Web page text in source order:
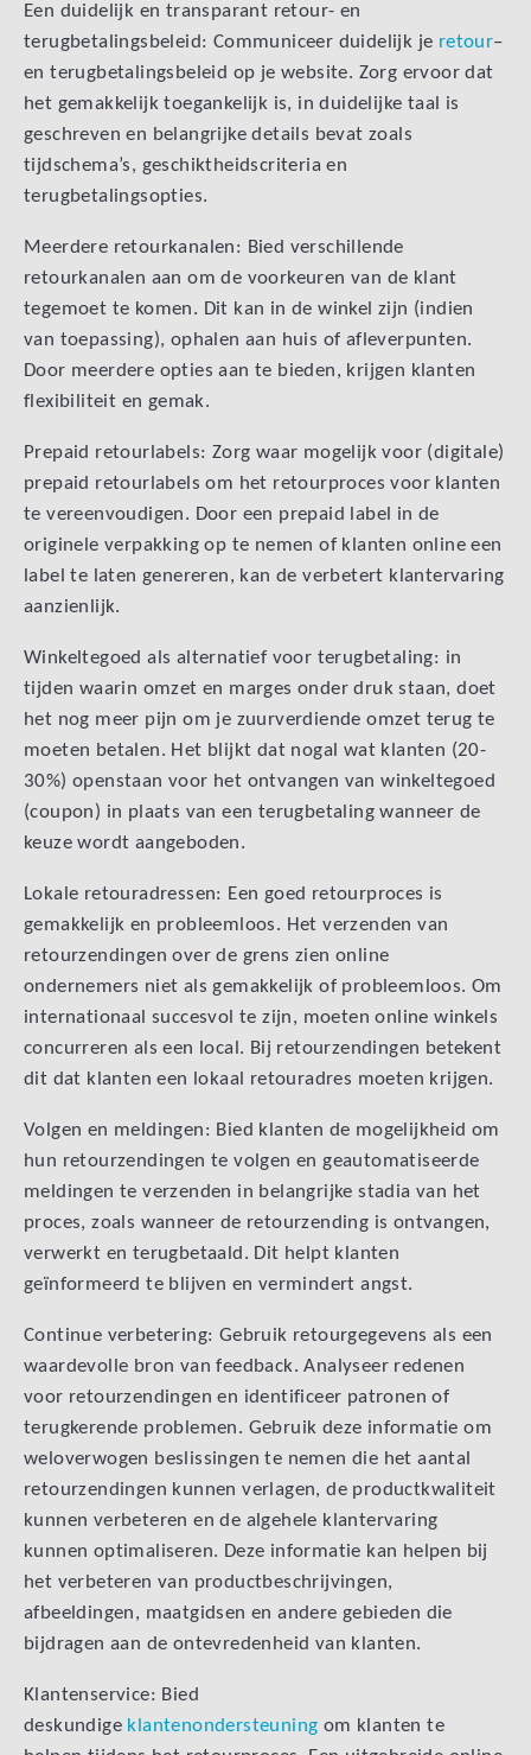
Een duidelijk en transparant retour- en
terugbetalingsbeleid: Communiceer duidelijk je retour–
en terugbetalingsbeleid op je website. Zorg ervoor dat
het gemakkelijk toegankelijk is, in duidelijke taal is
geschreven en belangrijke details bevat zoals
tijdschema’s, geschiktheidscriteria en
terugbetalingsopties.
Meerdere retourkanalen: Bied verschillende
retourkanalen aan om de voorkeuren van de klant
tegemoet te komen. Dit kan in de winkel zijn (indien
van toepassing), ophalen aan huis of afleverpunten.
Door meerdere opties aan te bieden, krijgen klanten
flexibiliteit en gemak.
Prepaid retourlabels: Zorg waar mogelijk voor (digitale)
prepaid retourlabels om het retourproces voor klanten
te vereenvoudigen. Door een prepaid label in de
originele verpakking op te nemen of klanten online een
label te laten genereren, kan de verbetert klantervaring
aanzienlijk.
Winkeltegoed als alternatief voor terugbetaling: in
tijden waarin omzet en marges onder druk staan, doet
het nog meer pijn om je zuurverdiende omzet terug te
moeten betalen. Het blijkt dat nogal wat klanten (20-
30%) openstaan voor het ontvangen van winkeltegoed
(coupon) in plaats van een terugbetaling wanneer de
keuze wordt aangeboden.
Lokale retouradressen: Een goed retourproces is
gemakkelijk en probleemloos. Het verzenden van
retourzendingen over de grens zien online
ondernemers niet als gemakkelijk of probleemloos. Om
internationaal succesvol te zijn, moeten online winkels
concurreren als een local. Bij retourzendingen betekent
dit dat klanten een lokaal retouradres moeten krijgen.
Volgen en meldingen: Bied klanten de mogelijkheid om
hun retourzendingen te volgen en geautomatiseerde
meldingen te verzenden in belangrijke stadia van het
proces, zoals wanneer de retourzending is ontvangen,
verwerkt en terugbetaald. Dit helpt klanten
geïnformeerd te blijven en vermindert angst.
Continue verbetering: Gebruik retourgegevens als een
waardevolle bron van feedback. Analyseer redenen
voor retourzendingen en identificeer patronen of
terugkerende problemen. Gebruik deze informatie om
weloverwogen beslissingen te nemen die het aantal
retourzendingen kunnen verlagen, de productkwaliteit
kunnen verbeteren en de algehele klantervaring
kunnen optimaliseren. Deze informatie kan helpen bij
het verbeteren van productbeschrijvingen,
afbeeldingen, maatgidsen en andere gebieden die
bijdragen aan de ontevredenheid van klanten.
Klantenservice: Bied
deskundige klantenondersteuning om klanten te